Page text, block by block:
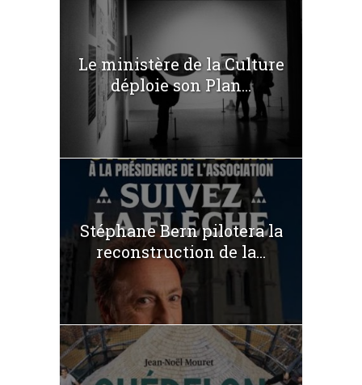
Le ministère de la Culture
déploie son Plan...
Stéphane Bern pilotera la
reconstruction de la...